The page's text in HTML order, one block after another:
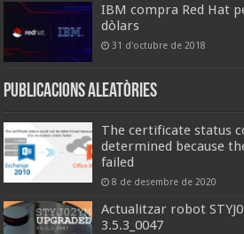
IBM compra Red Hat
dòlars
31 d'octubre de 2018
Publicacions aleatòries
The certificate status
determined because
failed
8 de desembre de 2020
Actualitzar robot
3.5.3_0047